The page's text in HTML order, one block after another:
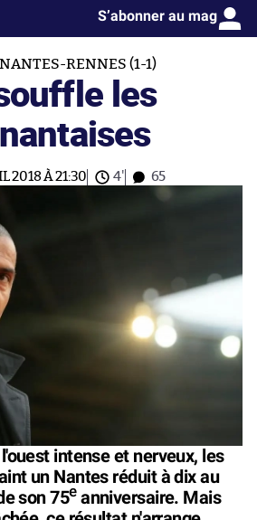
S’abonner au mag
NANTES-RENNES (1-1)
les
2018 À 21:30 4' 65
intense et nerveux, les
un Nantes réduit à dix au
son 75eanniversaire. Mais